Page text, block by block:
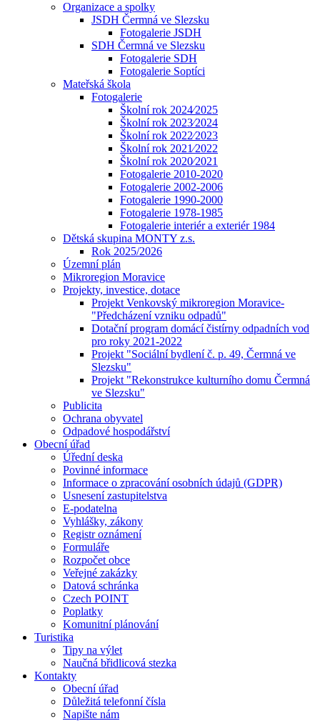
Organizace a spolky
JSDH Čermná ve Slezsku
Fotogalerie JSDH
SDH Čermná ve Slezsku
Fotogalerie SDH
Fotogalerie Soptíci
Mateřská škola
Fotogalerie
Školní rok 2024⁄2025
Školní rok 2023⁄2024
Školní rok 2022⁄2023
Školní rok 2021⁄2022
Školní rok 2020⁄2021
Fotogalerie 2010-2020
Fotogalerie 2002-2006
Fotogalerie 1990-2000
Fotogalerie 1978-1985
Fotogalerie interiér a exteriér 1984
Dětská skupina MONTY z.s.
Rok 2025/2026
Územní plán
Mikroregion Moravice
Projekty, investice, dotace
Projekt Venkovský mikroregion Moravice-
"Předcházení vzniku odpadů"
Dotační program domácí čistírny odpadních vod
pro roky 2021-2022
Projekt "Sociální bydlení č. p. 49, Čermná ve
Slezsku"
Projekt "Rekonstrukce kulturního domu Čermná
ve Slezsku"
Publicita
Ochrana obyvatel
Odpadové hospodářství
Obecní úřad
Úřední deska
Povinné informace
Informace o zpracování osobních údajů (GDPR)
Usnesení zastupitelstva
E-podatelna
Vyhlášky, zákony
Registr oznámení
Formuláře
Rozpočet obce
Veřejné zakázky
Datová schránka
Czech POINT
Poplatky
Komunitní plánování
Turistika
Tipy na výlet
Naučná břidlicová stezka
Kontakty
Obecní úřad
Důležitá telefonní čísla
Napište nám